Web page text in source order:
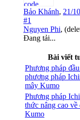
Bảo Khánh, 21/
#1
Nguyen Phi,
Đang tải...
Bài viết
Phương pháp
phương pháp
mây Kumo
Phương pháp
thức nâng cao về
Kumo